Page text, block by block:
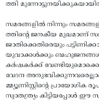
ത്തി
സമരങ്ങളിൽ നിന്നും
ത്തിന്റെ ജനകീയ മുഖമാണ്
ജാതിക്കെതിരെയും
യുവാക്കൾക്കും
കർഷകർക്ക്
വേദന
മ്മ്യൂണിസ്റ്റിന്റെ
സ്വാതന്ത്ര്യം കിട്ടിയപ്പോൾ